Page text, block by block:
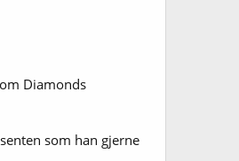
Diamonds
som han gjerne